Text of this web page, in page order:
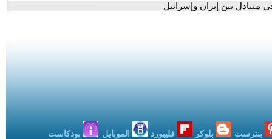
بين إيران وإسرائيل
بنترست بلوكر فليبورد الموبايل بودكاست